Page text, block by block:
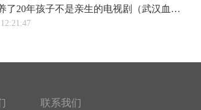
男子发现养了20年孩子不是亲生的电视剧（武汉血液做亲子鉴定养了18年的儿子竟不是亲生！海口一男子向同居女友索赔140多万，结果……）
联系我们